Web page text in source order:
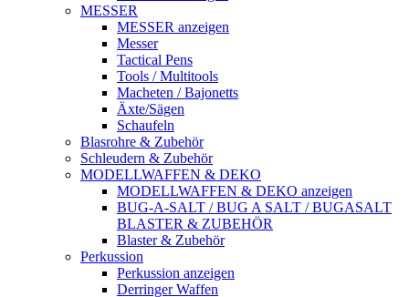
MESSER
MESSER anzeigen
Messer
Tactical Pens
Tools / Multitools
Macheten / Bajonetts
Äxte/Sägen
Schaufeln
Blasrohre & Zubehör
Schleudern & Zubehör
MODELLWAFFEN & DEKO
MODELLWAFFEN & DEKO anzeigen
BUG-A-SALT / BUG A SALT / BUGASALT
BLASTER & ZUBEHÖR
Blaster & Zubehör
Perkussion
Perkussion anzeigen
Derringer Waffen